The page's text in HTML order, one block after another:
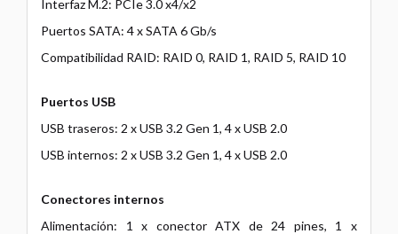
Interfaz M.2: PCIe 3.0 x4/x2
Puertos SATA: 4 x SATA 6 Gb/s
Compatibilidad RAID: RAID 0, RAID 1, RAID 5, RAID 10
Puertos USB
USB traseros: 2 x USB 3.2 Gen 1, 4 x USB 2.0
USB internos: 2 x USB 3.2 Gen 1, 4 x USB 2.0
Conectores internos
Alimentación: 1 x conector ATX de 24 pines, 1 x